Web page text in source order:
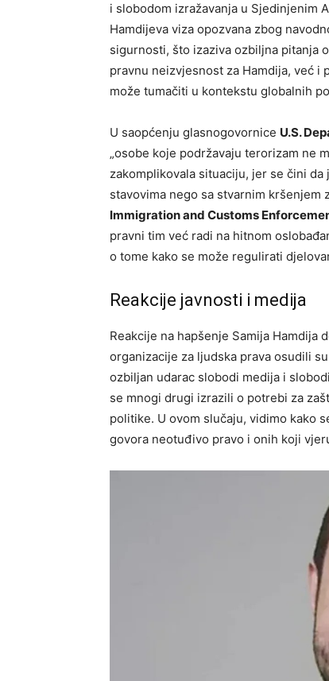
i slobodom izražavanja u Sjedinjenim
Hamdijeva viza opozvana zbog
sigurnosti, što izaziva ozbiljna pitanja
pravnu neizvjesnost za Hamdija, već i
može tumačiti u kontekstu globalnih
U saopćenju glasnogovornice U.S.
„osobe koje podržavaju terorizam ne
zakomplikovala situaciju, jer se čini
stavovima nego sa stvarnim kršenjem
Immigration and Customs
pravni tim već radi na hitnom
o tome kako se može regulirati
Reakcije javnosti i medija
Reakcije na hapšenje Samija
organizacije za ljudska prava osudili
ozbiljan udarac slobodi medija i
se mnogi drugi izrazili o potrebi za
politike. U ovom slučaju, vidimo kako
govora neotuđivo pravo i onih koji